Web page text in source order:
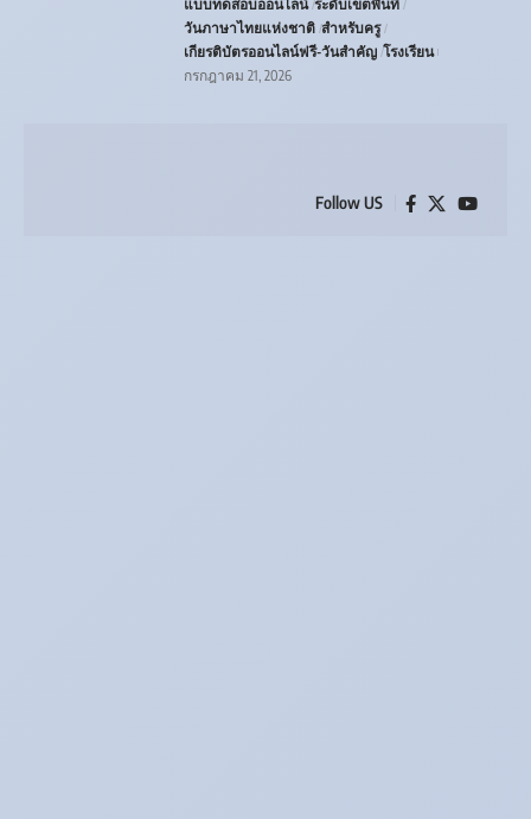
แบบทดสอบออนไลน์ ระดับเขตพื้นที่
วันภาษาไทยแห่งชาติ สำหรับครู
เกียรติบัตรออนไลน์ฟรี-วันสำคัญ โรงเรียน
กรกฎาคม 21, 2026
Follow US